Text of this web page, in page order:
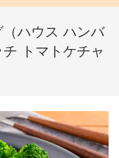
（ハウス ハンバ
トマトケチャ